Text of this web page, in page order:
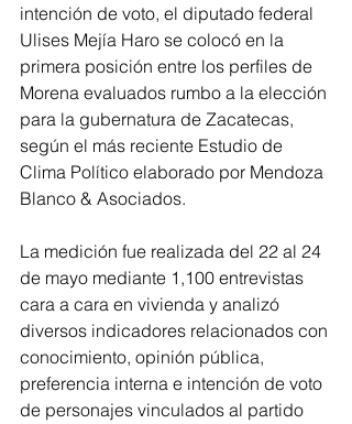
intención de voto, el diputado federal
Ulises Mejía Haro se colocó en la
primera posición entre los perfiles de
Morena evaluados rumbo a la elección
para la gubernatura de Zacatecas,
según el más reciente Estudio de
Clima Político elaborado por Mendoza
Blanco & Asociados.
La medición fue realizada del 22 al 24
de mayo mediante 1,100 entrevistas
cara a cara en vivienda y analizó
diversos indicadores relacionados con
conocimiento, opinión pública,
preferencia interna e intención de voto
de personajes vinculados al partido